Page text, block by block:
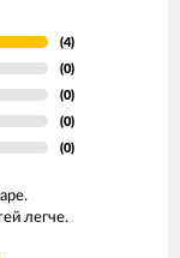
(4)
(0)
(0)
(0)
(0)
легче.